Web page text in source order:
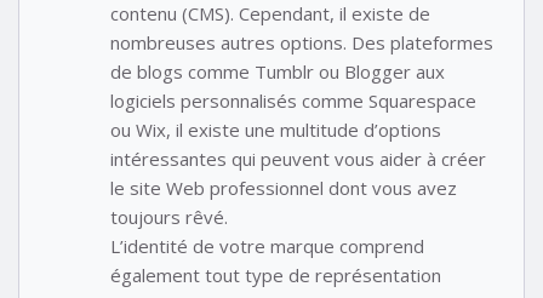
contenu (CMS). Cependant, il existe de
nombreuses autres options. Des plateformes
de blogs comme Tumblr ou Blogger aux
logiciels personnalisés comme Squarespace
ou Wix, il existe une multitude d’options
intéressantes qui peuvent vous aider à créer
le site Web professionnel dont vous avez
toujours rêvé.
L’identité de votre marque comprend
également tout type de représentation